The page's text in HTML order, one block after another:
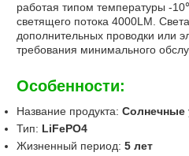
работая типом температуры -
светящего потока 4000LM.
дополнительных проводки или
требования минимального
Особенности:
Название продукта: Солнечные
Тип: LiFePO4
Жизненный период: 5 лет